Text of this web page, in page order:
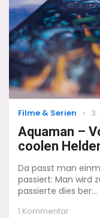
Categories
Filme & Serien
Aquaman –
coolen
Da passt man
passiert: Man wird
passierte dies ber...
1 Kommentarzu